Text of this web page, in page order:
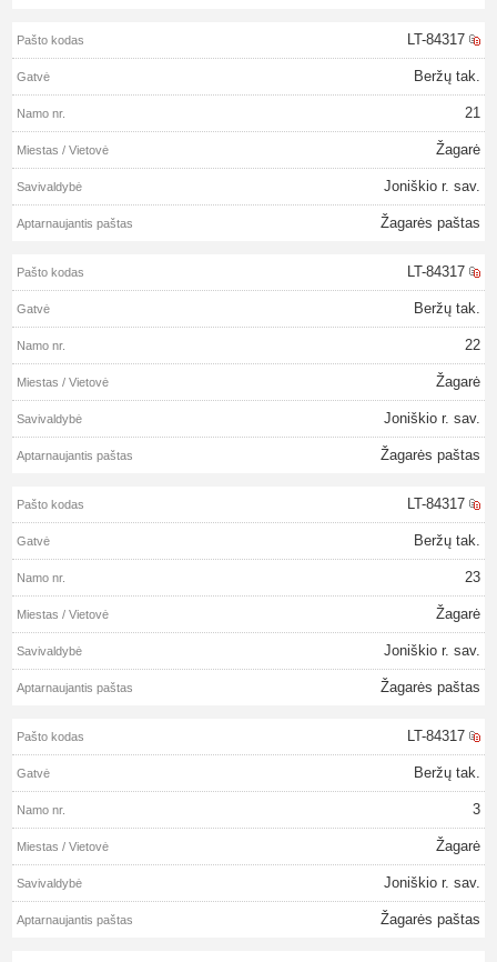
LT-84317
Beržų tak.
21
Žagarė
Joniškio r. sav.
Žagarės paštas
LT-84317
Beržų tak.
22
Žagarė
Joniškio r. sav.
Žagarės paštas
LT-84317
Beržų tak.
23
Žagarė
Joniškio r. sav.
Žagarės paštas
LT-84317
Beržų tak.
3
Žagarė
Joniškio r. sav.
Žagarės paštas